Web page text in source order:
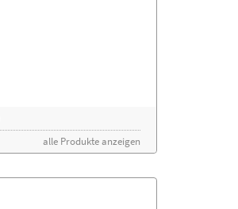
alle Produkte anzeigen